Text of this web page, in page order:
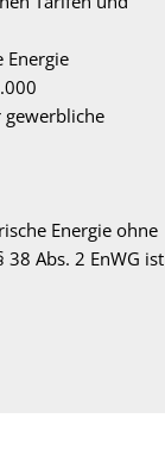
Energie
Energie ohne
Abs. 2 EnWG ist